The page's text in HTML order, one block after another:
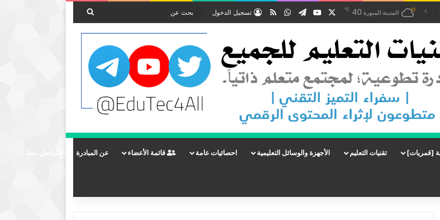
المدينة المنورة 40
℃
‫X
‫YouTube
تيلقرامواتسابملخص الموقع RSS
تسجيل الدخول
بحث
[قمريات] تقنيات التعليم الأجهزة والوسائل التعليمية احصائيات عامة قائمة الأعضاء عن المبادرة